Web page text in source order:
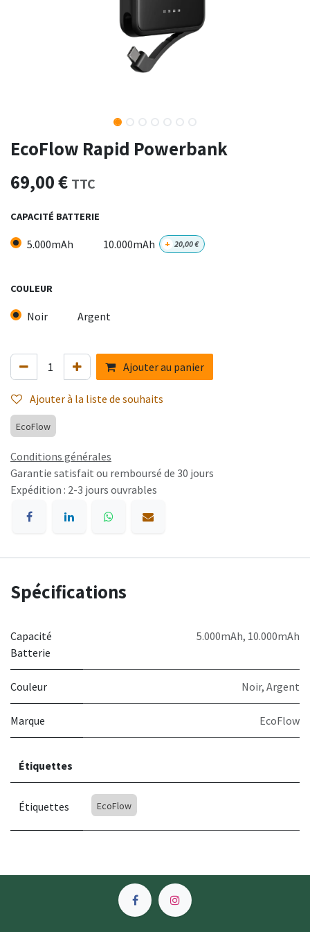
EcoFlow Rapid Powerbank
69,00€ TTC
CAPACITÉ BATTERIE
5.000mAh 10.000mAh + 20,00€
COULEUR
Noir Argent
Ajouter au panier
Ajouter à la liste de souhaits
EcoFlow
Conditions générales
Garantie satisfait ou remboursé de 30 jours
Expédition : 2-3 jours ouvrables
Spécifications
Capacité
Batterie
5.000mAh, 10.000mAh
Couleur Noir, Argent
Marque EcoFlow
Étiquettes
Étiquettes EcoFlow